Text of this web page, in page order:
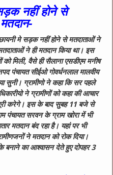
नहीं होने से
मे सड़क नहीं होने से मतदाताओं ने
ने ही मतदान किया था। इस
को मिली, वैसे ही सैलाना एसडीएम मनीष
पंचायत सीईओ गोवर्धनलाल मालवीय
सुनी। ग्रामीणो ने कहा कि सर पहले
ने ग्रामीणों को कहा की आचार
करेगे। इस के बाद सुबह 11 बजे से
पंचायत सरवन के ग्राम खोरा में भी
मतदान बंद रहा है। यहां पर भी
ने मतदान को रोक दिया।
बनाने का आश्वासन देते हुए दोपहर 3